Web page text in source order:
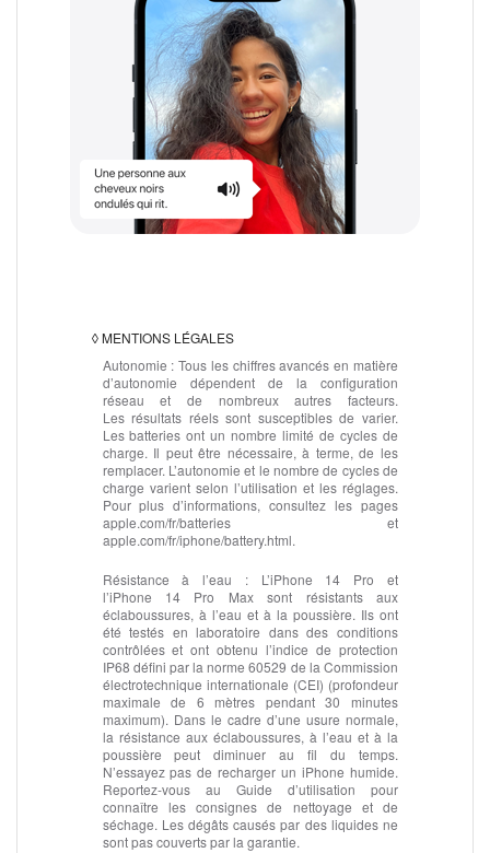
◊ MENTIONS LÉGALES
Autonomie : Tous les chiffres avancés en matière
d’autonomie dépendent de la configuration
réseau et de nombreux autres facteurs.
Les résultats réels sont susceptibles de varier.
Les batteries ont un nombre limité de cycles de
charge. Il peut être nécessaire, à terme, de les
remplacer. L’autonomie et le nombre de cycles de
charge varient selon l’utilisation et les réglages.
Pour plus d’informations, consultez les pages
apple.com/fr/batteries et
apple.com/fr/iphone/battery.html.
Résistance à l’eau :L’iPhone 14 Pro et
l’iPhone 14 Pro Max sont résistants aux
éclaboussures, à l’eau et à la poussière. Ils ont
été testés en laboratoire dans des conditions
contrôlées et ont obtenu l’indice de protection
IP68 défini par la norme 60529 de la Commission
électrotechnique internationale (CEI) (profondeur
maximale de 6 mètres pendant 30 minutes
maximum). Dans le cadre d’une usure normale,
la résistance aux éclaboussures, à l’eau et à la
poussière peut diminuer au fil du temps.
N’essayez pas de recharger un iPhone humide.
Reportez‑vous au Guide d’utilisation pour
connaître les consignes de nettoyage et de
séchage. Les dégâts causés par des liquides ne
sont pas couverts par la garantie.